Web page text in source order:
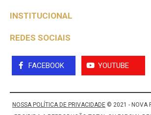
INSTITUCIONAL
REDES SOCIAIS
FACEBOOK YOUTUBE
NOSSA POLÍTICA DE PRIVACIDADE © 2021 - NOVA